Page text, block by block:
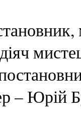
– Юрій